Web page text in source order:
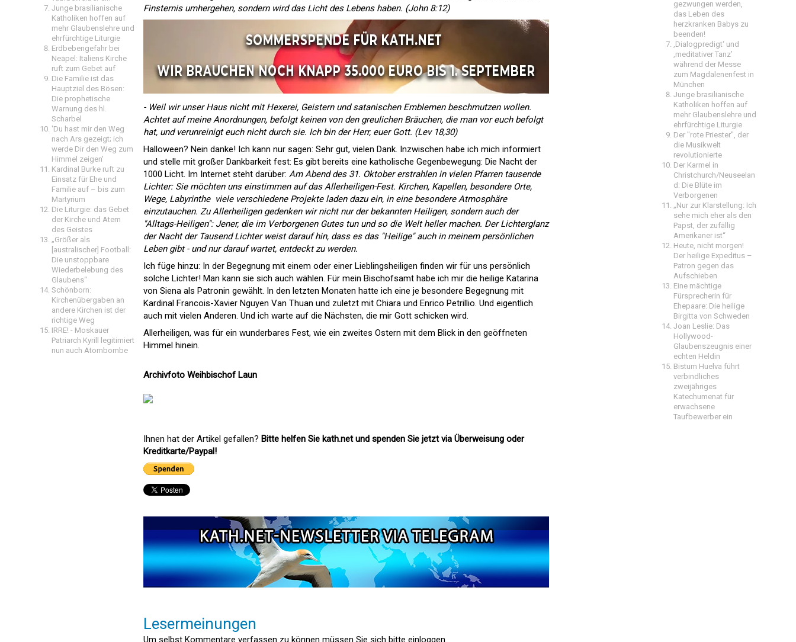
Junge brasilianische
Katholiken hoffen auf
mehr Glaubenslehre und
ehrfürchtige Liturgie
Erdbebengefahr bei
Neapel: Italiens Kirche
ruft zum Gebet auf
Die Familie ist das
Hauptziel des Bösen:
Die prophetische
Warnung des hl.
Scharbel
'Du hast mir den Weg
nach Ars gezeigt; ich
werde Dir den Weg zum
Himmel zeigen'
Kardinal Burke ruft zu
Einsatz für Ehe und
Familie auf – bis zum
Martyrium
Die Liturgie: das Gebet
der Kirche und Atem
des Geistes
„Größer als
[australischer] Football:
Die unstoppbare
Wiederbelebung des
Glaubens“
Schönborn:
Kirchenübergaben an
andere Kirchen ist der
richtige Weg
IRRE! - Moskauer
Patriarch Kyrill legitimiert
nun auch Atombombe
Finsternis umhergehen, sondern wird das Licht des Lebens haben. (John 8:12)
- Weil wir unser Haus nicht mit Hexerei, Geistern und satanischen Emblemen beschmutzen wollen.
Achtet auf meine Anordnungen, befolgt keinen von den greulichen Bräuchen, die man vor euch befolgt
hat, und verunreinigt euch nicht durch sie. Ich bin der Herr, euer Gott. (Lev 18,30)
Halloween? Nein danke! Ich kann nur sagen: Sehr gut, vielen Dank. Inzwischen habe ich mich informiert
und stelle mit großer Dankbarkeit fest: Es gibt bereits eine katholische Gegenbewegung: Die Nacht der
1000 Licht. Im Internet steht darüber: Am Abend des 31. Oktober erstrahlen in vielen Pfarren tausende
Lichter: Sie möchten uns einstimmen auf das Allerheiligen-Fest. Kirchen, Kapellen, besondere Orte,
Wege, Labyrinthe  viele verschiedene Projekte laden dazu ein, in eine besondere Atmosphäre
einzutauchen. Zu Allerheiligen gedenken wir nicht nur der bekannten Heiligen, sondern auch der
"Alltags-Heiligen": Jener, die im Verborgenen Gutes tun und so die Welt heller machen. Der Lichterglanz
der Nacht der Tausend Lichter weist darauf hin, dass es das "Heilige" auch in meinem persönlichen
Leben gibt - und nur darauf wartet, entdeckt zu werden.
Ich füge hinzu: In der Begegnung mit einem oder einer Lieblingsheiligen finden wir für uns persönlich
solche Lichter! Man kann sie sich auch wählen. Für mein Bischofsamt habe ich mir die heilige Katarina
von Siena als Patronin gewählt. In den letzten Monaten hatte ich eine je besondere Begegnung mit
Kardinal Francois-Xavier Nguyen Van Thuan und zuletzt mit Chiara und Enrico Petrillio. Und eigentlich
auch mit vielen Anderen. Und ich warte auf die Nächsten, die mir Gott schicken wird.
Allerheiligen, was für ein wunderbares Fest, wie ein zweites Ostern mit dem Blick in den geöffneten
Himmel hinein.
Archivfoto Weihbischof Laun
Ihnen hat der Artikel gefallen? Bitte helfen Sie kath.net und spenden Sie jetzt via Überweisung oder
Kreditkarte/Paypal!
Lesermeinungen
Um selbst Kommentare verfassen zu können müssen Sie sich bitte einloggen.
gezwungen werden,
das Leben des
herzkranken Babys zu
beenden!
‚Dialogpredigt‘ und
‚meditativer Tanz’
während der Messe
zum Magdalenenfest in
München
Junge brasilianische
Katholiken hoffen auf
mehr Glaubenslehre und
ehrfürchtige Liturgie
Der "rote Priester", der
die Musikwelt
revolutionierte
Der Karmel in
Christchurch/Neuseelan
d: Die Blüte im
Verborgenen
„Nur zur Klarstellung: Ich
sehe mich eher als den
Papst, der zufällig
Amerikaner ist“
Heute, nicht morgen!
Der heilige Expeditus –
Patron gegen das
Aufschieben
Eine mächtige
Fürsprecherin für
Ehepaare: Die heilige
Birgitta von Schweden
Joan Leslie: Das
Hollywood-
Glaubenszeugnis einer
echten Heldin
Bistum Huelva führt
verbindliches
zweijähriges
Katechumenat für
erwachsene
Taufbewerber ein